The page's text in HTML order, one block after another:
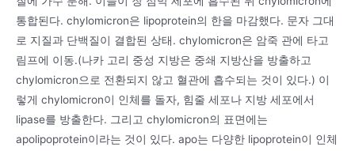
통합된다. chylomicron은 lipoprotein의 한을 마감했다. 문자 그대
로 지질과 단백질이 결합된 상태. chylomicron은 암죽 관에 타고
림프에 이동.(나카 고리 중성 지방은 중쇄 지방산을 방출하고
chylomicron으로 전환되지 않고 혈관에 흡수되는 것이 있다.) 이
렇게 chylomicron이 인체를 돌자, 힘줄 세포나 지방 세포에서
lipase를 방출한다. 그리고 chylomicron의 표면에는
apolipoprotein이라는 것이 있다. apo는 다양한 lipoprotein이 인체